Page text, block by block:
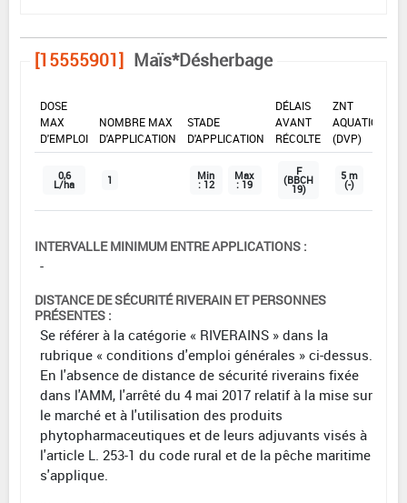
[15555901] Maïs*Désherbage
DOSE
MAX
D'EMPLOI
NOMBRE MAX
D'APPLICATION
STADE
D'APPLICATION
DÉLAIS
AVANT
RÉCOLTE
ZNT
AQUATIQUE
(DVP)
0,6
L/ha 1 Min
: 12
Max
: 19
F
(BBCH
19)
5 m
(-)
INTERVALLE MINIMUM ENTRE APPLICATIONS :
-
DISTANCE DE SÉCURITÉ RIVERAIN ET PERSONNES
PRÉSENTES :
Se référer à la catégorie « RIVERAINS » dans la
rubrique « conditions d'emploi générales » ci-dessus.
En l'absence de distance de sécurité riverains fixée
dans l'AMM, l'arrêté du 4 mai 2017 relatif à la mise sur
le marché et à l'utilisation des produits
phytopharmaceutiques et de leurs adjuvants visés à
l'article L. 253-1 du code rural et de la pêche maritime
s'applique.